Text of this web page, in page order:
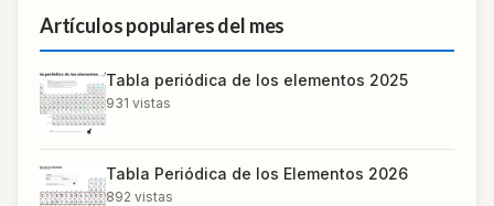
Artículos populares del mes
Tabla periódica de los elementos 2025
931 vistas
Tabla Periódica de los Elementos 2026
892 vistas